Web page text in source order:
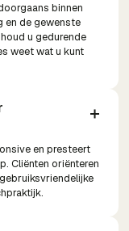
binnen
en de gewenste
u gedurende
weet wat u kunt
en presteert
Cliënten oriënteren